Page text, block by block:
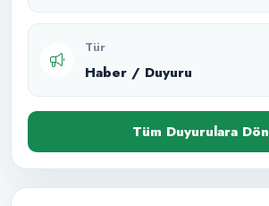
Tür
Haber / Duyuru
Tüm Duyurulara Dön